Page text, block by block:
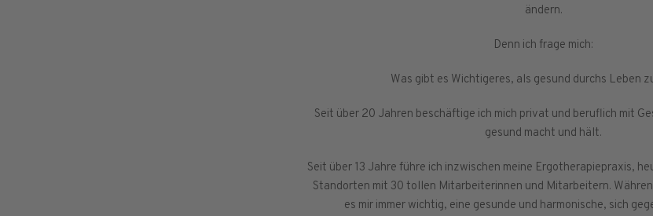
ändern.
Denn ich frage mich:
Was gibt es Wichtigeres, als gesund durchs Leben
Seit über 20 Jahren beschäftige ich mich privat und beruflich mit
gesund macht und hält.
Seit über 13 Jahre führe ich inzwischen meine Ergotherapiepraxis,
Standorten mit 30 tollen Mitarbeiterinnen und Mitarbeitern.
es mir immer wichtig, eine gesunde und harmonische, sich